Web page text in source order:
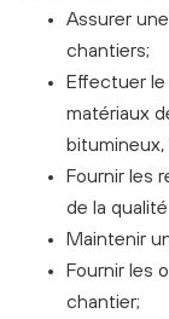
Assurer
chantiers;
Effectuer
matériaux
bitumineux,
Fournir les
de la
Maintenir
Fournir les
chantier;